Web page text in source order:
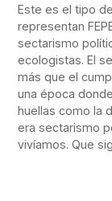
Este es el tipo
representan
sectarismo
ecologistas. El
más que el
una época
huellas como la
era sectarismo
vivíamos. Que